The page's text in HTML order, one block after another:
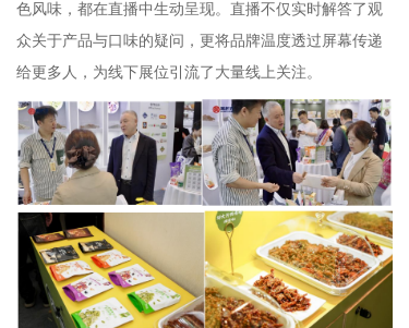
色风味，都在直播中生动呈现。直播不仅实时解答了观
众关于产品与口味的疑问，更将品牌温度透过屏幕传递
给更多人，为线下展位引流了大量线上关注。